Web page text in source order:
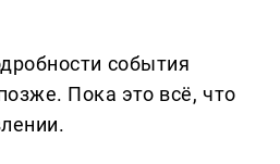
события
Пока это всё, что